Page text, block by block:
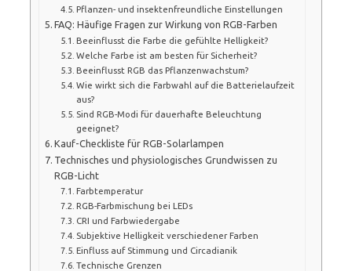
Pflanzen- und insektenfreundliche Einstellungen
FAQ: Häufige Fragen zur Wirkung von RGB-Farben
Beeinflusst die Farbe die gefühlte Helligkeit?
Welche Farbe ist am besten für Sicherheit?
Beeinflusst RGB das Pflanzenwachstum?
Wie wirkt sich die Farbwahl auf die Batterielaufzeit
aus?
Sind RGB-Modi für dauerhafte Beleuchtung
geeignet?
Kauf-Checkliste für RGB-Solarlampen
Technisches und physiologisches Grundwissen zu
RGB-Licht
Farbtemperatur
RGB-Farbmischung bei LEDs
CRI und Farbwiedergabe
Subjektive Helligkeit verschiedener Farben
Einfluss auf Stimmung und Circadianik
Technische Grenzen